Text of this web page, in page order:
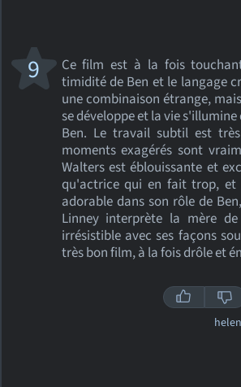
Ce film est à la fois
timidité de Ben et le langage
une combinaison étrange,
se développe et la vie
Ben. Le travail subtil est
moments exagérés sont
Walters est éblouissante et
qu'actrice qui en fait trop, et
adorable dans son rôle de
Linney interprète la mère
irrésistible avec ses façons
très bon film, à la fois drôle et
9